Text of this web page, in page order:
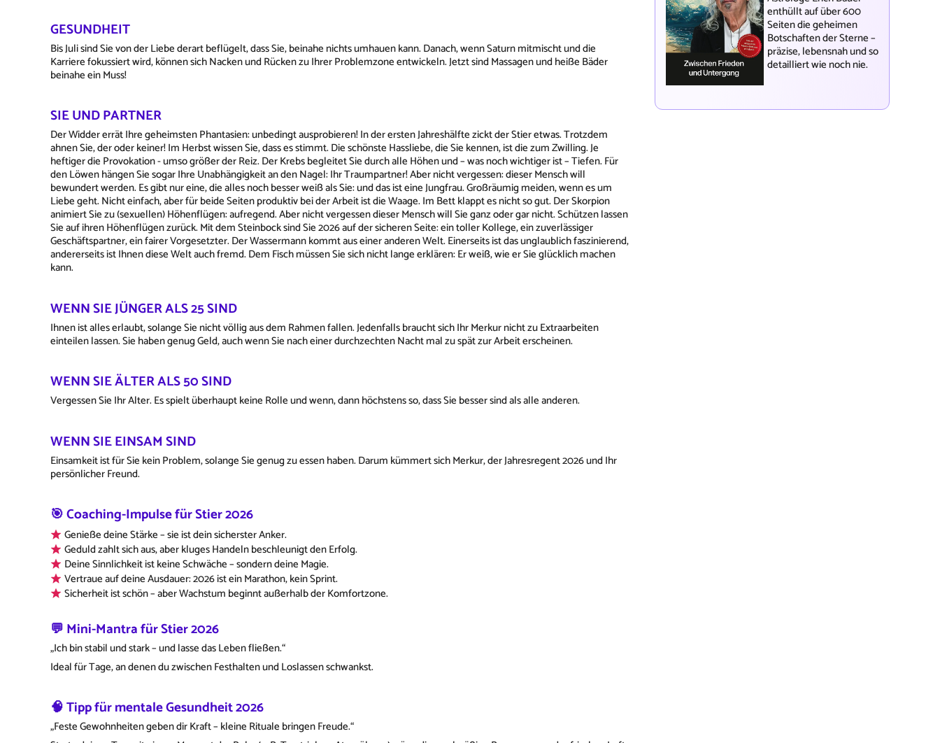
GESUNDHEIT
Bis Juli sind Sie von der Liebe derart beflügelt, dass Sie, beinahe nichts umhauen kann. Danach, wenn Saturn mitmischt und die
Karriere fokussiert wird, können sich Nacken und Rücken zu Ihrer Problemzone entwickeln. Jetzt sind Massagen und heiße Bäder
beinahe ein Muss!
SIE UND PARTNER
Der Widder errät Ihre geheimsten Phantasien: unbedingt ausprobieren! In der ersten Jahreshälfte zickt der Stier etwas. Trotzdem
ahnen Sie, der oder keiner! Im Herbst wissen Sie, dass es stimmt. Die schönste Hassliebe, die Sie kennen, ist die zum Zwilling. Je
heftiger die Provokation - umso größer der Reiz. Der Krebs begleitet Sie durch alle Höhen und – was noch wichtiger ist – Tiefen. Für
den Löwen hängen Sie sogar Ihre Unabhängigkeit an den Nagel: Ihr Traumpartner! Aber nicht vergessen: dieser Mensch will
bewundert werden. Es gibt nur eine, die alles noch besser weiß als Sie: und das ist eine Jungfrau. Großräumig meiden, wenn es um
Liebe geht. Nicht einfach, aber für beide Seiten produktiv bei der Arbeit ist die Waage. Im Bett klappt es nicht so gut. Der Skorpion
animiert Sie zu (sexuellen) Höhenflügen: aufregend. Aber nicht vergessen dieser Mensch will Sie ganz oder gar nicht. Schützen lassen
Sie auf ihren Höhenflügen zurück. Mit dem Steinbock sind Sie 2026 auf der sicheren Seite: ein toller Kollege, ein zuverlässiger
Geschäftspartner, ein fairer Vorgesetzter. Der Wassermann kommt aus einer anderen Welt. Einerseits ist das unglaublich faszinierend,
andererseits ist Ihnen diese Welt auch fremd. Dem Fisch müssen Sie sich nicht lange erklären: Er weiß, wie er Sie glücklich machen
kann.
WENN SIE JÜNGER ALS 25 SIND
Ihnen ist alles erlaubt, solange Sie nicht völlig aus dem Rahmen fallen. Jedenfalls braucht sich Ihr Merkur nicht zu Extraarbeiten
einteilen lassen. Sie haben genug Geld, auch wenn Sie nach einer durchzechten Nacht mal zu spät zur Arbeit erscheinen.
WENN SIE ÄLTER ALS 50 SIND
Vergessen Sie Ihr Alter. Es spielt überhaupt keine Rolle und wenn, dann höchstens so, dass Sie besser sind als alle anderen.
WENN SIE EINSAM SIND
Einsamkeit ist für Sie kein Problem, solange Sie genug zu essen haben. Darum kümmert sich Merkur, der Jahresregent 2026 und Ihr
persönlicher Freund.
🎯 Coaching-Impulse für Stier 2026
Genieße deine Stärke – sie ist dein sicherster Anker.
Geduld zahlt sich aus, aber kluges Handeln beschleunigt den Erfolg.
Deine Sinnlichkeit ist keine Schwäche – sondern deine Magie.
Vertraue auf deine Ausdauer: 2026 ist ein Marathon, kein Sprint.
Sicherheit ist schön – aber Wachstum beginnt außerhalb der Komfortzone.
💬 Mini-Mantra für Stier 2026
„Ich bin stabil und stark – und lasse das Leben fließen.“
Ideal für Tage, an denen du zwischen Festhalten und Loslassen schwankst.
🧠 Tipp für mentale Gesundheit 2026
„Feste Gewohnheiten geben dir Kraft – kleine Rituale bringen Freude.“
enthüllt auf über 600
Seiten die geheimen
Botschaften der Sterne –
präzise, lebensnah und so
detailliert wie noch nie.